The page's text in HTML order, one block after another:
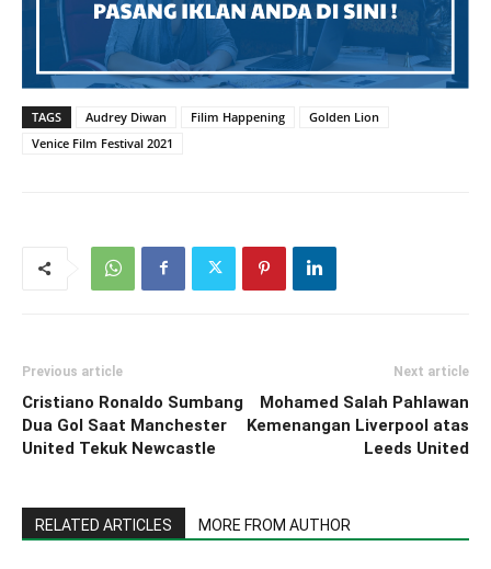
TAGS Audrey Diwan Filim Happening
Golden Lion
Venice Film Festival 2021
Previous article
Cristiano Ronaldo Sumbang
Dua Gol Saat Manchester
United Tekuk Newcastle
Next article
Mohamed Salah Pahlawan
Kemenangan Liverpool atas
Leeds United
RELATED ARTICLES MORE FROM AUTHOR